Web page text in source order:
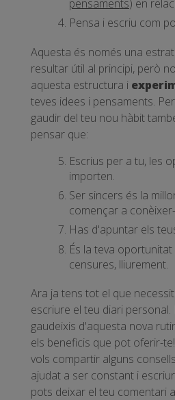
pensaments) en
Pensa i escriu com
Aquesta és només una
resultar útil al principi, però
aquesta estructura i
teves idees i pensaments.
gaudir del teu nou hàbit
pensar que:
Escrius per a tu, les
importen.
Ser sincers és la
començar a
Has d'apuntar els
És la teva
censures, lliurement.
Ara ja tens tot el que
escriure el teu diari personal.
gaudeixis d'aquesta nova
els beneficis que pot oferir-
vols compartir alguns
ajudat a ser constant i
pots deixar el teu comentari